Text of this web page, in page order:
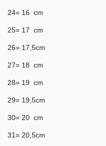
24= 16 cm
25= 17 cm
26= 17,5cm
27= 18 cm
28= 19 cm
29= 19,5cm
30= 20 cm
31= 20,5cm